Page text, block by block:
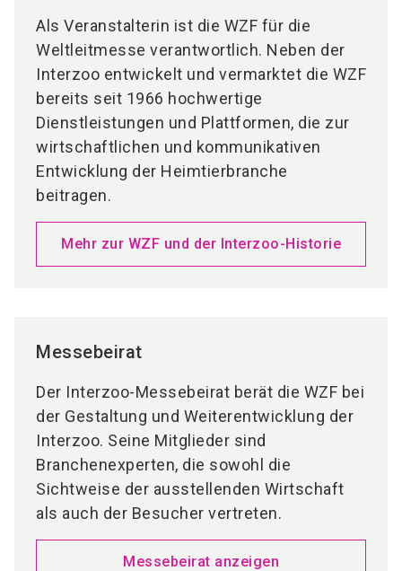
Als Veranstalterin ist die WZF für die
Weltleitmesse verantwortlich. Neben der
Interzoo entwickelt und vermarktet die WZF
bereits seit 1966 hochwertige
Dienstleistungen und Plattformen, die zur
wirtschaftlichen und kommunikativen
Entwicklung der Heimtierbranche
beitragen.
Mehr zur WZF und der Interzoo-Historie
Messebeirat
Der Interzoo-Messebeirat berät die WZF bei
der Gestaltung und Weiterentwicklung der
Interzoo. Seine Mitglieder sind
Branchenexperten, die sowohl die
Sichtweise der ausstellenden Wirtschaft
als auch der Besucher vertreten.
Messebeirat anzeigen